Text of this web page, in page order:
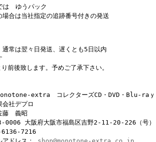
は ゆうパック
場合は当社指定の追跡番号付きの発送
通常は翌々日発送、遅くとも5日以内
前後致します。予めご了承下さい。
extra コレクターズCD・DVD・Blu-raｙ
会社デプロ
藤 義昭
0006 大阪府大阪市福島区吉野2-11-20-226（号）
6136-7216